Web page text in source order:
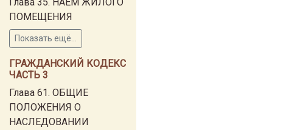
ПОМЕЩЕНИЯ
Показать ещё...
ГРАЖДАНСКИЙ КОДЕКС
ЧАСТЬ 3
Глава 61. ОБЩИЕ
ПОЛОЖЕНИЯ О
НАСЛЕДОВАНИИ